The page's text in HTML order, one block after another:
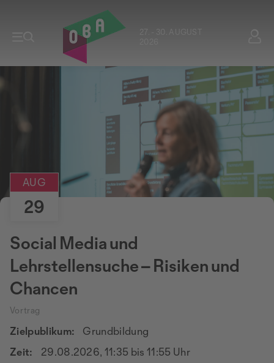
27. - 30. AUGUST
AUG
29
Social Media und
Lehrstellensuche – Risiken und
Chancen
Vortrag
Zielpublikum:
Grundbildung
Zeit:
29.08.2026, 11:35 bis 11:55 Uhr